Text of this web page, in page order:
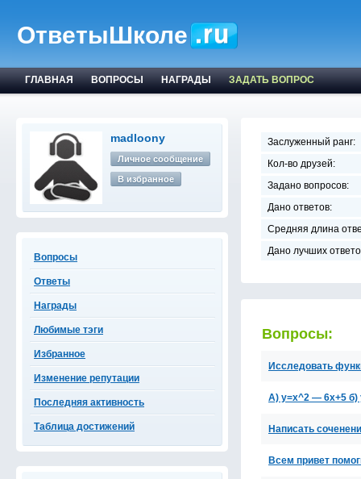
ОтветыШколе
ГЛАВНАЯ ВОПРОСЫ НАГРАДЫ ЗАДАТЬ ВОПРОС
madloony
Личное сообщение
В избранное
Вопросы
Ответы
Награды
Любимые тэги
Избранное
Изменение репутации
Последняя активность
Таблица достижений
Заслуженный ранг:
Кол-во друзей:
Задано вопросов:
Дано ответов:
Средняя длина
Дано лучших
Вопросы:
Исследовать
А) y=x^2 — 6x+5 б)
Написать
Всем привет